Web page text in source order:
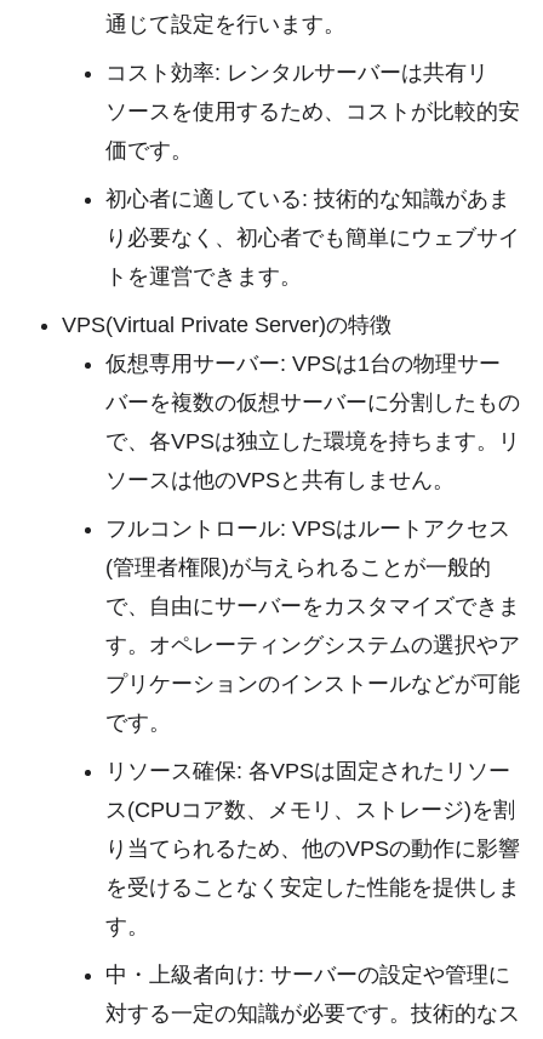
通じて設定を行います。
コスト効率: レンタルサーバーは共有リ
ソースを使用するため、コストが比較的安
価です。
初心者に適している: 技術的な知識があま
り必要なく、初心者でも簡単にウェブサイ
トを運営できます。
VPS(Virtual Private Server)の特徴
仮想専用サーバー: VPSは1台の物理サー
バーを複数の仮想サーバーに分割したもの
で、各VPSは独立した環境を持ちます。リ
ソースは他のVPSと共有しません。
フルコントロール: VPSはルートアクセス
(管理者権限)が与えられることが一般的
で、自由にサーバーをカスタマイズできま
す。オペレーティングシステムの選択やア
プリケーションのインストールなどが可能
です。
リソース確保: 各VPSは固定されたリソー
ス(CPUコア数、メモリ、ストレージ)を割
り当てられるため、他のVPSの動作に影響
を受けることなく安定した性能を提供しま
す。
中・上級者向け: サーバーの設定や管理に
対する一定の知識が必要です。技術的なス